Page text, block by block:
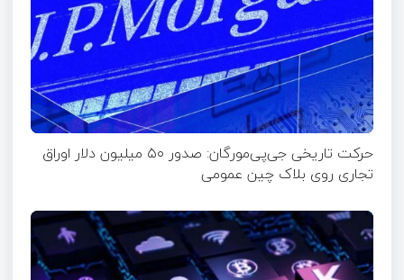
حرکت تاریخی جی‌پی‌مورگان: صدور ۵۰ میلیون دلار اوراق
تجاری روی بلاک چین عمومی